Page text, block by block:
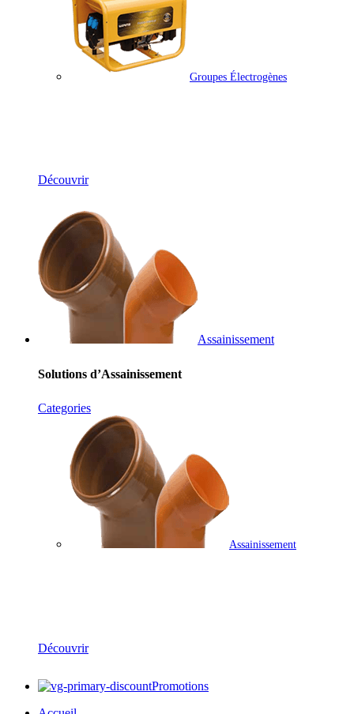
Groupes Électrogènes
Découvrir
Assainissement
Solutions d’Assainissement
Categories
Assainissement
Découvrir
Promotions